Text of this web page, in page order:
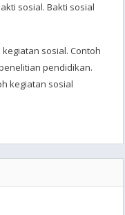
sosial. Bakti sosial
sosial. Contoh
pendidikan.
kegiatan sosial